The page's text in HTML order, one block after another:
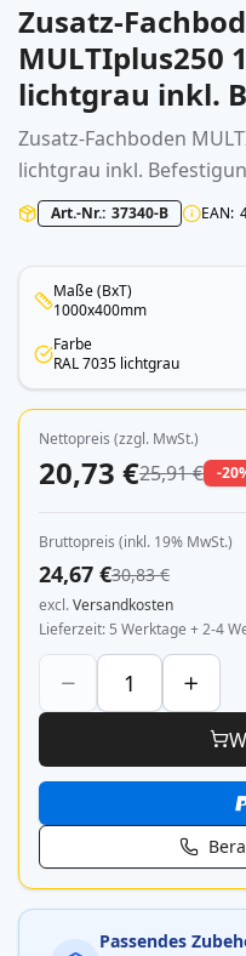
Zum
Anfang
der
Bildergalerie
springen
Zusatz-
MULTIplus250
lichtgrau inkl.
Zusatz-Fachboden
lichtgrau inkl.
Art.-Nr. 37340-B EAN
Maße (BxT)
1000x400mm
Farbe
RAL 7035 lichtgrau
Nettopreis (zzgl. MwSt.)
20,73 €25,91 € -
Bruttopreis (inkl. 19% MwSt.)
24,67 €30,83 €
excl.Versandkosten
Lieferzeit 5 Werktage + 2-4
Passendes